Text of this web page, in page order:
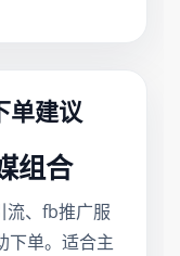
单建议
组合
、fb推广服
下单。适合主